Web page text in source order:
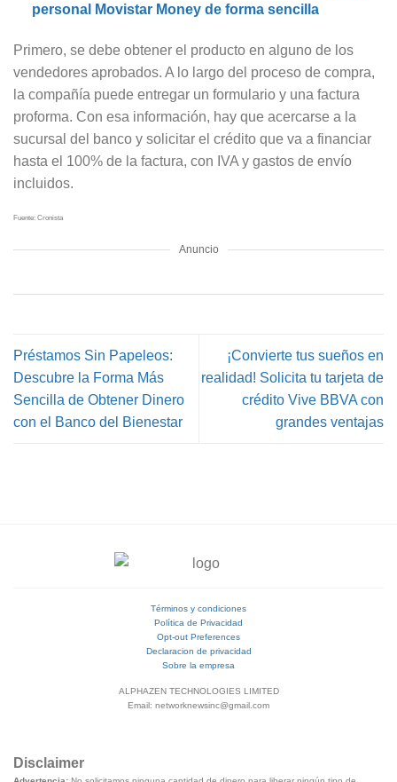
personal Movistar Money de forma sencilla
Primero, se debe obtener el producto en alguno de los
vendedores aprobados. A lo largo del proceso de compra,
la compañía puede entregar un formulario y una factura
proforma. Con esa información, hay que acercarse a la
sucursal del banco y solicitar el crédito que va a financiar
hasta el 100% de la factura, con IVA y gastos de envío
incluidos.
Fuente: Cronista
Anuncio
Préstamos Sin Papeleos:
Descubre la Forma Más
Sencilla de Obtener Dinero
con el Banco del Bienestar
¡Convierte tus sueños en
realidad! Solicita tu tarjeta de
crédito Vive BBVA con
grandes ventajas
Términos y condiciones
Política de Privacidad
Opt-out Preferences
Declaracion de privacidad
Sobre la empresa
ALPHAZEN TECHNOLOGIES LIMITED
Email: networknewsinc@gmail.com
Disclaimer